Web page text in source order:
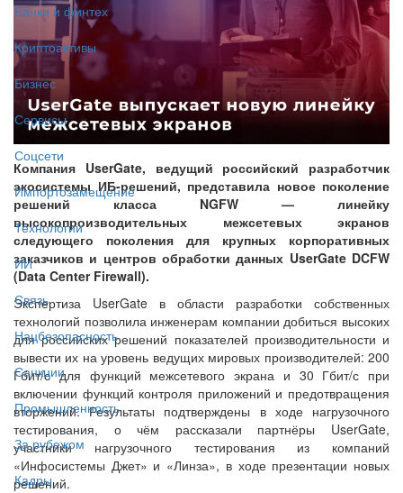
Банки и финтех
Криптоактивы
Бизнес
Сервисы
Соцсети
Импортозамещение
Технологии
ИИ
Связь
Нацбезопасность
Санкции
Промышленность
За рубежом
Кадры
Компания UserGate, ведущий российский разработчик
экосистемы ИБ-решений, представила новое поколение
решений класса NGFW — линейку
высокопроизводительных межсетевых экранов
следующего поколения для крупных корпоративных
заказчиков и центров обработки данных UserGate DCFW
(Data Center Firewall).
Экспертиза UserGate в области разработки собственных
технологий позволила инженерам компании добиться высоких
для российских решений показателей производительности и
вывести их на уровень ведущих мировых производителей: 200
Гбит/с для функций межсетевого экрана и 30 Гбит/с при
включении функций контроля приложений и предотвращения
вторжений. Результаты подтверждены в ходе нагрузочного
тестирования, о чём рассказали партнёры UserGate,
участники нагрузочного тестирования из компаний
«Инфосистемы Джет» и «Линза», в ходе презентации новых
решений.